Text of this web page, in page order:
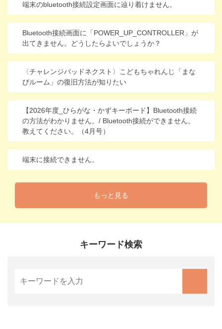
端末のbluetooth接続設定画面に辿り着けません。
Bluetooth接続画面に「POWER_UP_CONTROLLER」が
出てきません。どうしたらよいでしょうか？
〈チャレンジパッドネクスト〉こどもちゃれんじ「まな
びルーム」の復旧方法が知りたい
【2026年度_ひらがな・かずキーボード】Bluetooth接続
の方法がわかりません。/ Bluetooth接続ができません。
教えてください。（4月号）
端末に接続できません。
もっと見る
キーワード検索